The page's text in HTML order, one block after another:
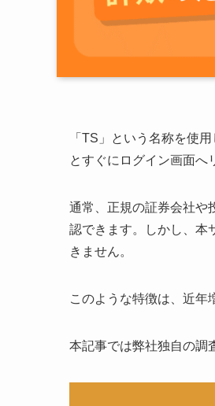
「TS」という名称を使
とすぐにログイン画面へ
通常、正規の証券会社や
認できます。しかし、本
きません。
このような特徴は、近年
本記事では弊社独自の調